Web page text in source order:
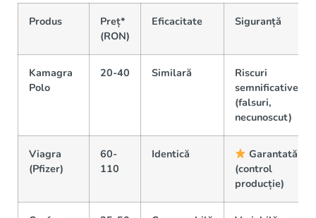
Produs
Preț*
(RON)
Eficacitate Siguranță
Kamagra
Polo
20-40 Similară
Riscuri
semnificative
(falsuri,
necunoscut)
Viagra
(Pfizer)
60-
110
Identică
Garantată
(control
producție)